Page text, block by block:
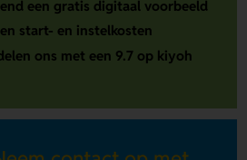
een gratis digitaal voorbeeld
start- en instelkosten
ons met een 9.7 op kiyoh